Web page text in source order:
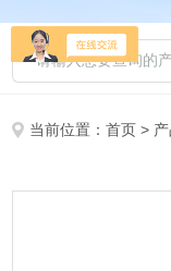
当前位置：首页 >